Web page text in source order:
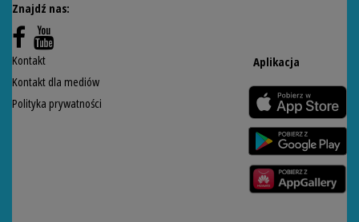
Znajdź nas:
Kontakt
Kontakt dla mediów
Polityka prywatności
Aplikacja